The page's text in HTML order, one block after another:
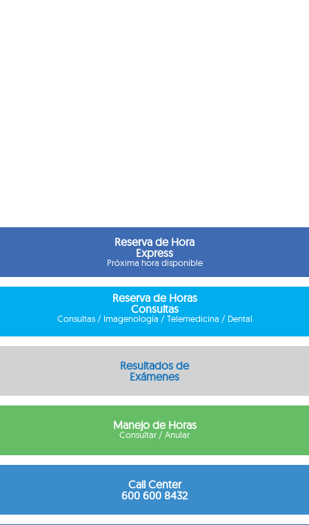
Reserva de Hora
Express
Próxima hora disponible
Reserva de Horas
Consultas
Consultas / Imagenología / Telemedicina / Dental
Resultados de
Exámenes
Manejo de Horas
Consultar / Anular
Call Center
600 600 8432